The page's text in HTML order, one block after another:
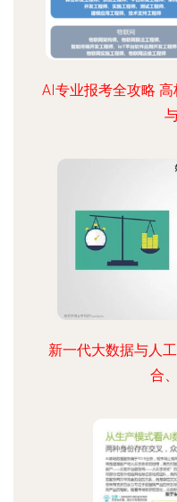
AI专业报考全攻略
新一代大数据与人
合